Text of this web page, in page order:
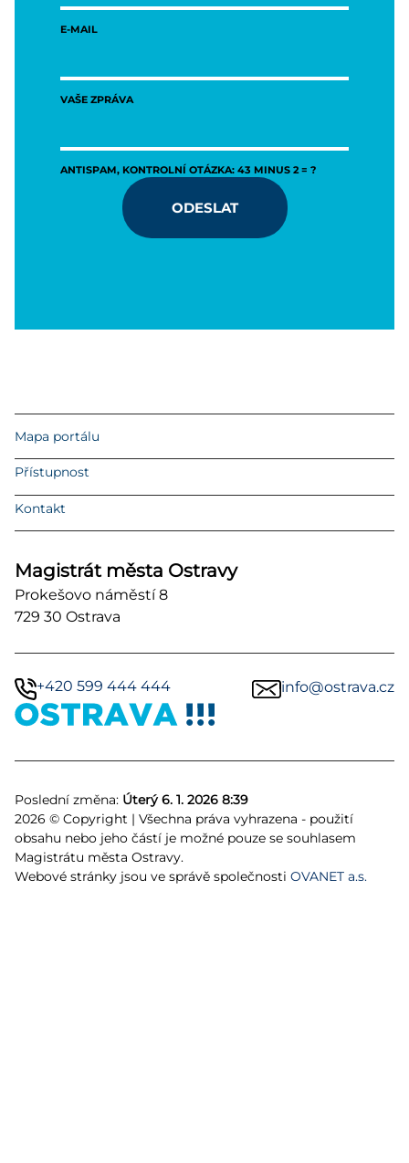
E-MAIL
VAŠE ZPRÁVA
ANTISPAM, KONTROLNÍ OTÁZKA: 43 MINUS 2 = ?
ODESLAT
Mapa portálu
Přístupnost
Kontakt
Magistrát města Ostravy
Prokešovo náměstí 8
729 30 Ostrava
+420 599 444 444 info@ostrava.cz
Poslední změna: Úterý 6. 1. 2026 8:39
2026 © Copyright | Všechna práva vyhrazena - použití
obsahu nebo jeho částí je možné pouze se souhlasem
Magistrátu města Ostravy.
Webové stránky jsou ve správě společnosti OVANET a.s.